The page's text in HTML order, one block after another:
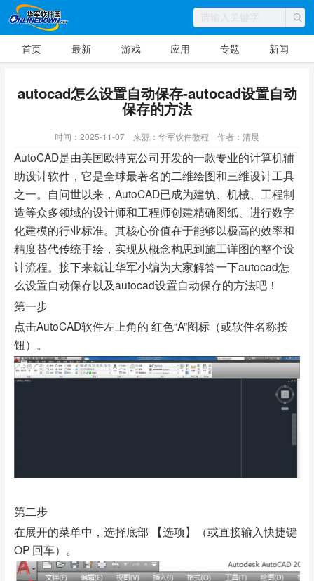
首页 最新 游戏 应用 专题 新闻
autocad怎么设置自动保存-autocad设置自动
保存的方法
时间：2025-11-07 来源：华军软件教程 作者：清晨
AutoCAD是由美国欧特克公司开发的一款专业的计算机辅
助设计软件，它是全球最著名的二维绘图和三维设计工具
之一。自问世以来，AutoCAD已成为建筑、机械、工程制
造等众多领域的设计师和工程师创建精确图纸、进行数字
化建模的行业标准。其核心价值在于能够以极高的效率和
精度替代传统手绘，实现从概念构思到施工详图的整个设
计流程。接下来就让华军小编为大家解答一下autocad怎
么设置自动保存以及autocad设置自动保存的方法吧！
第一步
点击AutoCAD软件左上角的 红色“A”图标（或软件名称按
钮）。
第二步
在展开的菜单中，选择底部 【选项】（或直接输入快捷键
OP 回车）。